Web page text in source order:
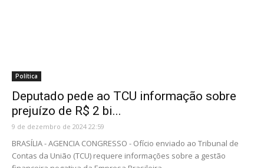
Política
Deputado pede ao TCU informação sobre
prejuízo de R$ 2 bi...
9 de dezembro de 2024 22:59
BRASÍLIA - AGENCIA CONGRESSO - Ofício enviado ao Tribunal de
Contas da União (TCU) requere informações sobre a gestão